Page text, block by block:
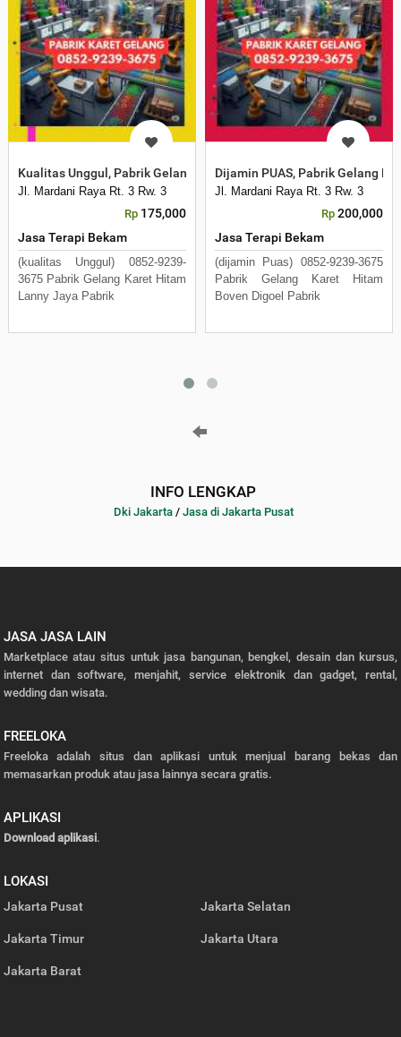
Kualitas Unggul, Pabrik Gelang Karet Hitam Lanny Jaya
Jl. Mardani Raya Rt. 3 Rw. 3
Rp 175,000
Jasa Terapi Bekam
(kualitas Unggul) 0852-9239-
3675 Pabrik Gelang Karet Hitam
Lanny Jaya Pabrik
Dijamin PUAS, Pabrik Gelang
Jl. Mardani Raya Rt. 3 Rw. 3
Rp 200,000
Jasa Terapi Bekam
(dijamin Puas) 0852-9239-3675
Pabrik Gelang Karet Hitam
Boven Digoel Pabrik
INFO LENGKAP
Dki Jakarta/ Jasa di Jakarta Pusat
JASA JASA LAIN
Marketplace atau situs untuk jasa bangunan, bengkel, desain dan kursus,
internet dan software, menjahit, service elektronik dan gadget, rental,
wedding dan wisata.
FREELOKA
Freeloka adalah situs dan aplikasi untuk menjual barang bekas dan
memasarkan produk atau jasa lainnya secara gratis.
APLIKASI
Download aplikasi.
LOKASI
Jakarta Pusat Jakarta Selatan
Jakarta Timur Jakarta Utara
Jakarta Barat